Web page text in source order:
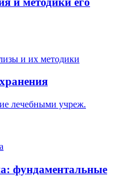
и их методики
лечебными учреж.
фундаментальные